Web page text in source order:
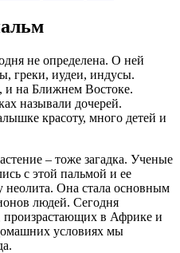
не определена. О ней
греки, иудеи, индусы.
и на Ближнем Востоке.
называли дочерей.
красоту, много детей и
– тоже загадка. Ученые
с этой пальмой и ее
Она стала основным
людей. Сегодня
произрастающих в Африке и
условиях мы